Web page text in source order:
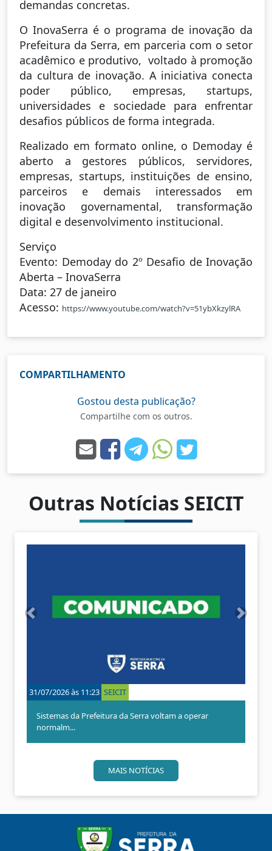
demandas concretas.
O InovaSerra é o programa de inovação da
Prefeitura da Serra, em parceria com o setor
acadêmico e produtivo, voltado à promoção
da cultura de inovação. A iniciativa conecta
poder público, empresas, startups,
universidades e sociedade para enfrentar
desafios públicos de forma integrada.
Realizado em formato online, o Demoday é
aberto a gestores públicos, servidores,
empresas, startups, instituições de ensino,
parceiros e demais interessados em
inovação governamental, transformação
digital e desenvolvimento institucional.
Serviço
Evento: Demoday do 2º Desafio de Inovação
Aberta – InovaSerra
Data: 27 de janeiro
Acesso: https://www.youtube.com/watch?v=51ybXkzylRA
COMPARTILHAMENTO
Gostou desta publicação?
Compartilhe com os outros.
Outras Notícias SEICIT
31/07/2026 às 11:23 SEICIT
Sistemas da Prefeitura da Serra voltam a operar
normalm...
A
o
r
P
o
MAIS NOTÍCIAS